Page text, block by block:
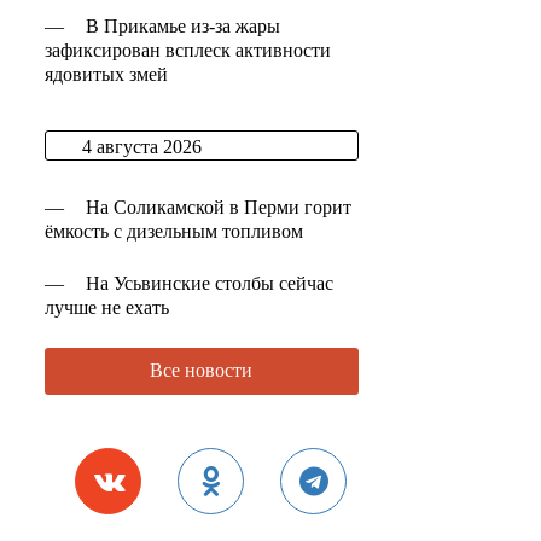
—
В Прикамье из-за жары
зафиксирован всплеск активности
ядовитых змей
4 августа 2026
—
На Соликамской в Перми горит
ёмкость с дизельным топливом
—
На Усьвинские столбы сейчас
лучше не ехать
Все новости